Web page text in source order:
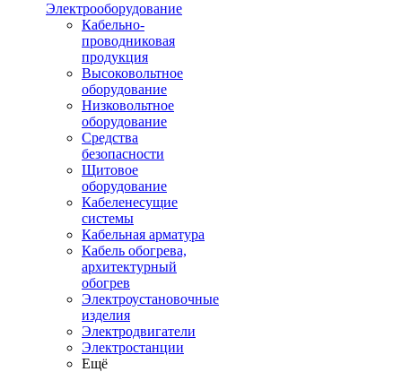
Электрооборудование
Кабельно-
проводниковая
продукция
Высоковольтное
оборудование
Низковольтное
оборудование
Средства
безопасности
Щитовое
оборудование
Кабеленесущие
системы
Кабельная арматура
Кабель обогрева,
архитектурный
обогрев
Электроустановочные
изделия
Электродвигатели
Электростанции
Ещё